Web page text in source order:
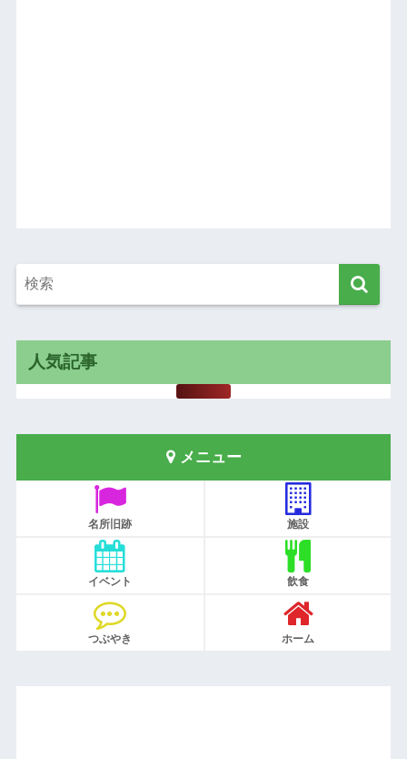
人気記事
メニュー
名所旧跡 施設
イベント 飲食
つぶやき ホーム